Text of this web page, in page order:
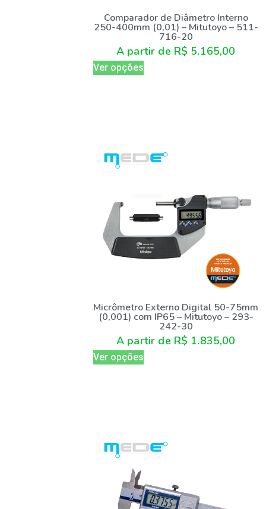
Comparador de Diâmetro Interno
250-400mm (0,01) – Mitutoyo – 511-
716-20
A partir de R$ 5.165,00
Ver opções
Micrômetro Externo Digital 50-75mm
(0,001) com IP65 – Mitutoyo – 293-
242-30
A partir de R$ 1.835,00
Ver opções